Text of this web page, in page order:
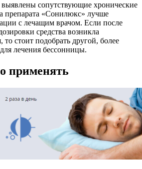
сопутствующие хронические
препарата «Сонилюкс» лучше
с лечащим врачом. Если после
средства возникла
то стоит подобрать другой, более
лечения бессонницы.
применять